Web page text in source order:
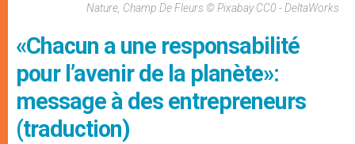
Nature, Champ De Fleurs © Pixabay CC0 - DeltaWorks
«Chacun a une responsabilité
pour l’avenir de la planète»:
message à des entrepreneurs
(traduction)